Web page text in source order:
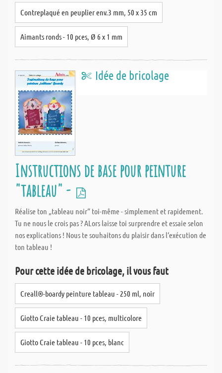
Contreplaqué en peuplier env.3 mm, 50 x 35 cm
Aimants ronds - 10 pces, Ø 6 x 1 mm
Idée de bricolage
Instructions de base pour peinture
"tableau" -
Réalise ton „tableau noir“ toi-même - simplement et rapidement.
Tu ne nous le crois pas ? ALors laisse toi surprendre et essaie selon
nos explications ! Nous te souhaitons du plaisir dans l‘exécution de
ton tableau !
Pour cette idée de bricolage, il vous faut
Creall®-boardy peinture tableau - 250 ml, noir
Giotto Craie tableau - 10 pces, multicolore
Giotto Craie tableau - 10 pces, blanc